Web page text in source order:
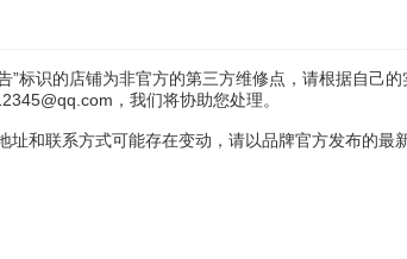
”标识的店铺为非官方的第三方维修点，请根据自己的
，我们将协助您处理。
和联系方式可能存在变动，请以品牌官方发布的最